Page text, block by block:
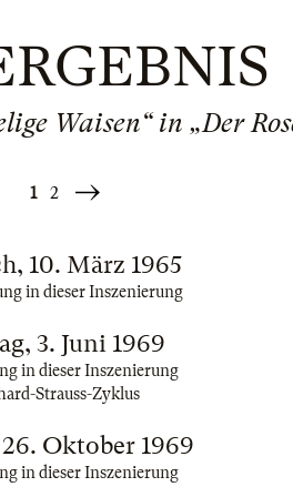
Waisen“ in „Der
1 2
Weiter
10. März 1965
in dieser Inszenierung
3. Juni 1969
in dieser Inszenierung
Strauss-Zyklus
Oktober 1969
in dieser Inszenierung